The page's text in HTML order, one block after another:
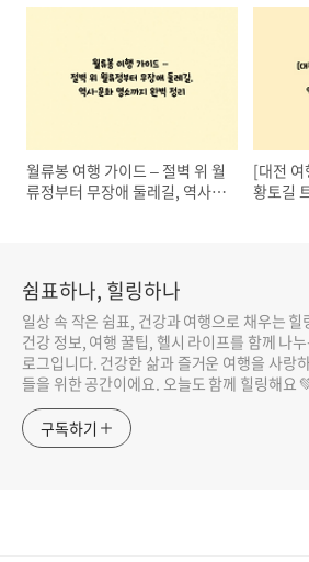
월류봉 여행 가이드 – 절벽 위 월
류정부터 무장애 둘레길, 역사·
[대전
황토길
쉼표하나, 힐링하나
일상 속 작은 쉼표, 건강과 여행으로 채우는 힐
건강 정보, 여행 꿀팁, 헬시 라이프를 함께 나
로그입니다. 건강한 삶과 즐거운 여행을 사랑
들을 위한 공간이에요. 오늘도 함께 힐링해요
구독하기